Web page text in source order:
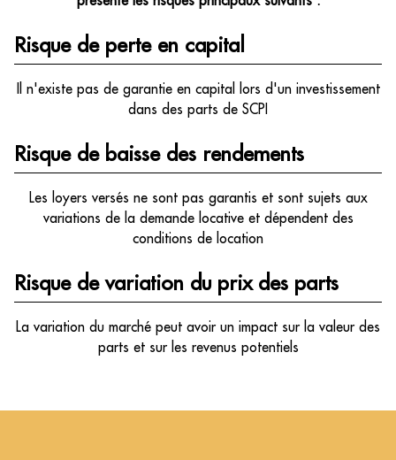
Risque de perte en capital
Il n'existe pas de garantie en capital lors d'un investissement
dans des parts de SCPI
Risque de baisse des rendements
Les loyers versés ne sont pas garantis et sont sujets aux
variations de la demande locative et dépendent des
conditions de location
Risque de variation du prix des parts
La variation du marché peut avoir un impact sur la valeur des
parts et sur les revenus potentiels